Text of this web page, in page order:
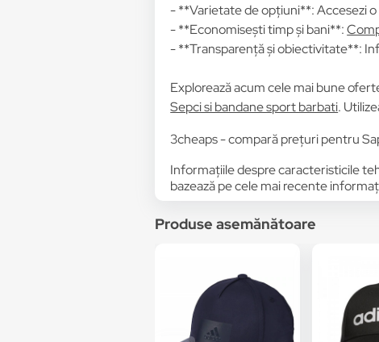
- **Varietate de opțiuni**: Accesezi
- **Economisești timp și bani**:
- **Transparență și obiectivitate**:
Explorează acum cele mai bune
Sepci si bandane sport barbati.
3cheaps - compară prețuri pentru
Informațiile despre caracteristicile
bazează pe cele mai recente
Produse asemănătoare